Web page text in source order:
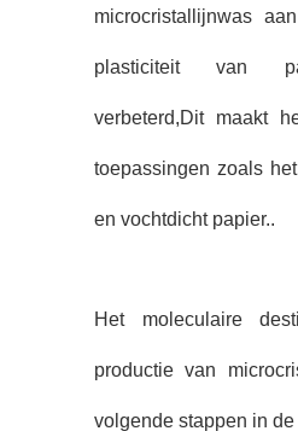
microcristallijnwas
plasticiteit van
verbeterd,Dit maakt
toepassingen zoals
en vochtdicht papier..
Het moleculaire
productie van
volgende stappen in